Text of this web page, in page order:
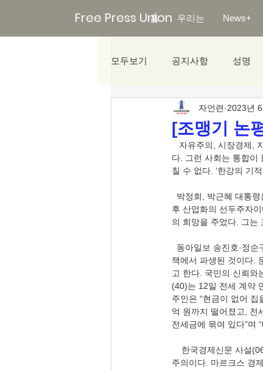
Free Press Union
홈 우리는 News+
모두보기 공지사항 성명
미디어리포트
[조맹기 논
자언련 2023년
다. 그런 사회는 통합이
칠 수 없다. ‘한강의 기
후 산업화의 선두주자
의 희망을 주었다. 그는
책에서 파생된 것이다.
고 한다. 국민의 신뢰와
(40)는 12일 전세 계약
주인은 “현금이 없어
억 원까지 떨어졌고, 전
전세금에 묶여 있다”며
주의이다. 마르크스 경